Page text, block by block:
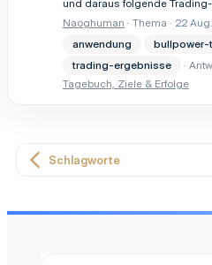
und daraus folgende Trading-
Naoghuman
Thema 22
anwendung
bullpower-
trading-ergebnisse
Tagebuch, Ziele & Erfolge
Schlagworte